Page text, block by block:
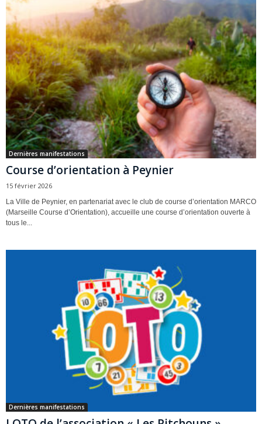
Dernières manifestations
Course d’orientation à Peynier
15 février 2026
La Ville de Peynier, en partenariat avec le club de course d’orientation MARCO
(Marseille Course d’Orientation), accueille une course d’orientation ouverte à
tous le...
Dernières manifestations